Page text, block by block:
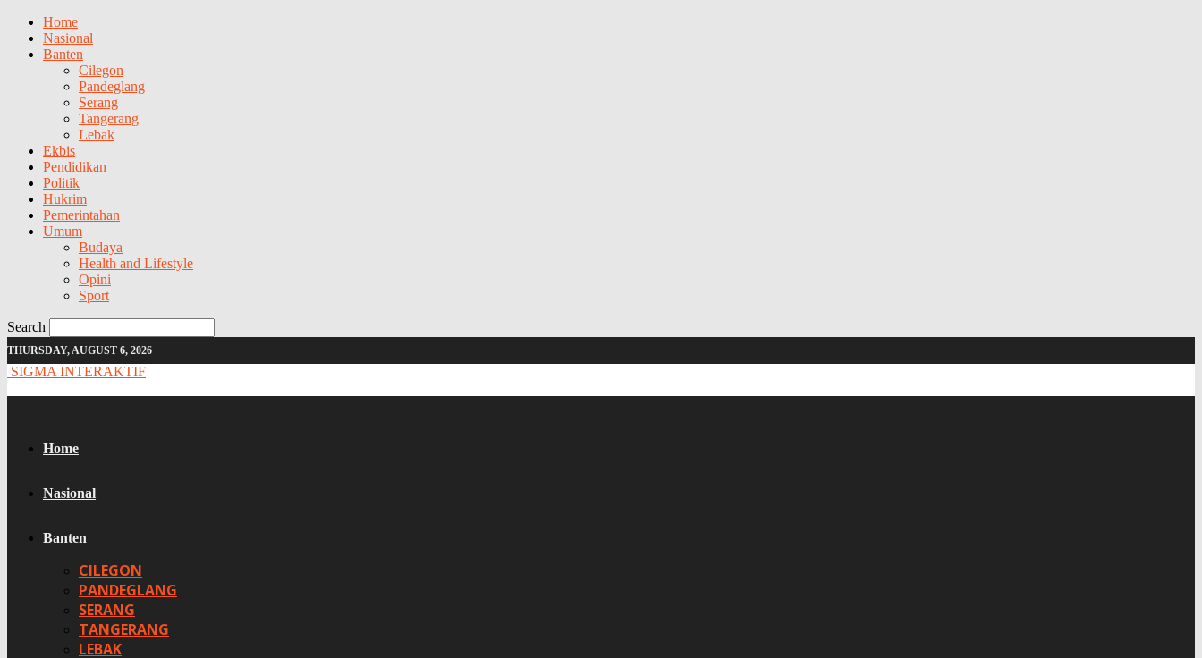
Home
Nasional
Banten
Cilegon
Pandeglang
Serang
Tangerang
Lebak
Ekbis
Pendidikan
Politik
Hukrim
Pemerintahan
Umum
Budaya
Health and Lifestyle
Opini
Sport
Search
THURSDAY, AUGUST 6, 2026
SIGMA INTERAKTIF
Home
Nasional
Banten
CILEGON
PANDEGLANG
SERANG
TANGERANG
LEBAK